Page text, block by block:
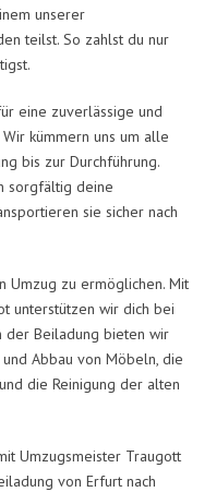
unserer
teilst. So zahlst du nur
eine zuverlässige und
kümmern uns um alle
bis zur Durchführung.
sorgfältig deine
sie sicher nach
Umzug zu ermöglichen. Mit
unterstützen wir dich bei
der Beiladung bieten wir
Abbau von Möbeln, die
die Reinigung der alten
Umzugsmeister Traugott
von Erfurt nach